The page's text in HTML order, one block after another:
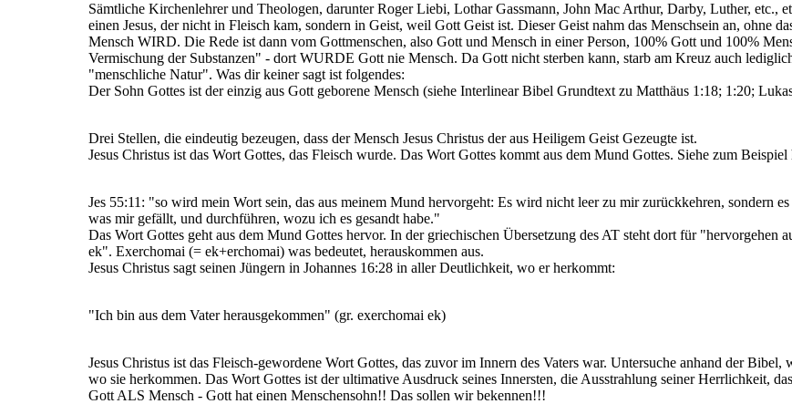
Sämtliche Kirchenlehrer und Theologen, darunter Roger Liebi, Lothar Gassmann, John Mac Arthur, Darby, Luther, etc.,
einen Jesus, der nicht in Fleisch kam, sondern in Geist, weil Gott Geist ist. Dieser Geist nahm das Menschsein an, ohne
Mensch WIRD. Die Rede ist dann vom Gottmenschen, also Gott und Mensch in einer Person, 100% Gott und 100%
Vermischung der Substanzen" - dort WURDE Gott nie Mensch. Da Gott nicht sterben kann, starb am Kreuz auch
"menschliche Natur". Was dir keiner sagt ist folgendes:
Der Sohn Gottes ist der einzig aus Gott geborene Mensch (siehe Interlinear Bibel Grundtext zu Matthäus 1:18; 1:20;
Drei Stellen, die eindeutig bezeugen, dass der Mensch Jesus Christus der aus Heiligem Geist Gezeugte ist.
Jesus Christus ist das Wort Gottes, das Fleisch wurde. Das Wort Gottes kommt aus dem Mund Gottes. Siehe zum Beispiel
Jes 55:11: "so wird mein Wort sein, das aus meinem Mund hervorgeht: Es wird nicht leer zu mir zurückkehren, sondern
was mir gefällt, und durchführen, wozu ich es gesandt habe."
Das Wort Gottes geht aus dem Mund Gottes hervor. In der griechischen Übersetzung des AT steht dort für "hervorgehen
ek". Exerchomai (= ek+erchomai) was bedeutet, herauskommen aus.
Jesus Christus sagt seinen Jüngern in Johannes 16:28 in aller Deutlichkeit, wo er herkommt:
"Ich bin aus dem Vater herausgekommen" (gr. exerchomai ek)
Jesus Christus ist das Fleisch-gewordene Wort Gottes, das zuvor im Innern des Vaters war. Untersuche anhand der Bibel,
wo sie herkommen. Das Wort Gottes ist der ultimative Ausdruck seines Innersten, die Ausstrahlung seiner Herrlichkeit,
Gott ALS Mensch - Gott hat einen Menschensohn!! Das sollen wir bekennen!!!